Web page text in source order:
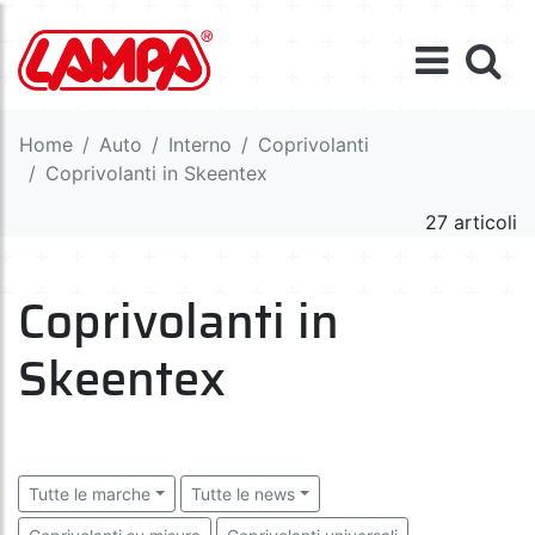
Home Auto Interno
Coprivolanti
Coprivolanti in Skeentex
27 articoli
Coprivolanti in
Skeentex
Tutte le marche Tutte le news